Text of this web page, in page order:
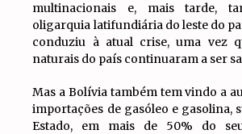
multinacionais e, mais tarde,
oligarquia latifundiária do leste do
conduziu à atual crise, uma vez
naturais do país continuaram a ser
Mas a Bolívia também tem vindo a
importações de gasóleo e gasolina,
Estado, em mais de 50% do